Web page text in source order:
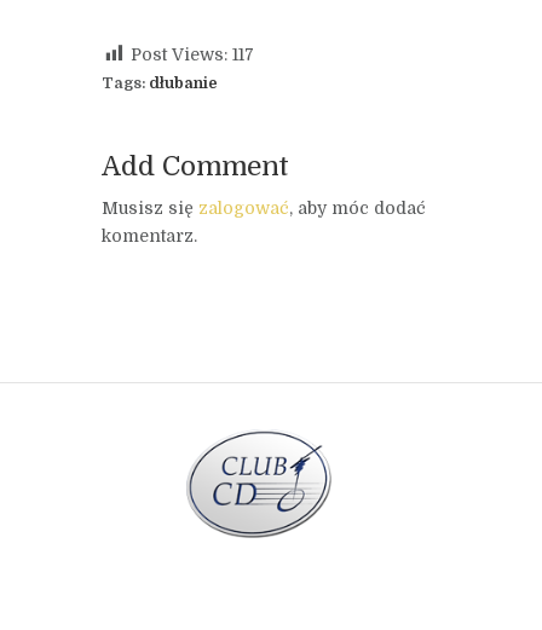
Post Views: 117
Tags: dłubanie
Add Comment
Musisz się zalogować, aby móc dodać
komentarz.